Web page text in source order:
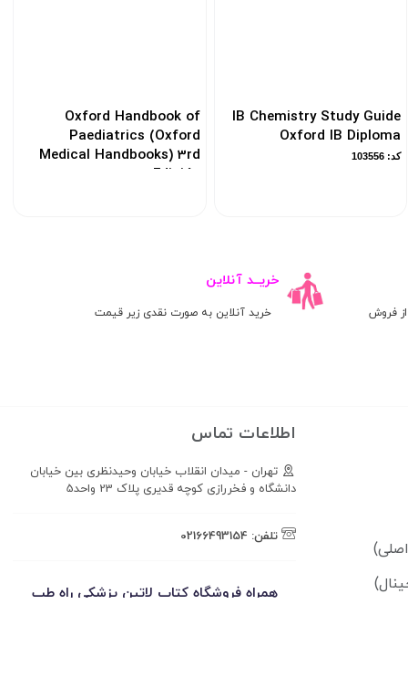
IB Chemistry Study Guide
Oxford IB Diploma
کد: 103556
Oxford Handbook of
Paediatrics (Oxford
Medical Handbooks) 3rd
Edición
فروش
خریــد آنلاین
خرید آنلاین به صورت نقدی زیر قیمت
اطلاعات تماس
تهران - میدان انقلاب خیابان وحیدنظری بین خیابان
دانشگاه و فخررازی کوچه قدیری پلاک 23 واحد5
تلفن: 02166493154
همراه فروشگاه کتاب لاتین پزشکی راه طب